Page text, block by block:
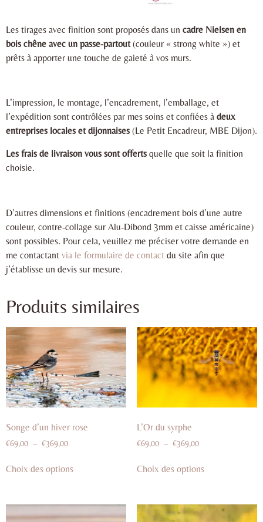
Les tirages avec finition sont proposés dans un cadre Nielsen en
bois chêne avec un passe-partout(couleur « strong white ») et
prêts à apporter une touche de gaieté à vos murs.
L’impression, le montage, l’encadrement, l’emballage, et
l’expédition sont contrôlées par mes soins et confiées à deux
entreprises locales et dijonnaises (Le Petit Encadreur, MBE Dijon).
Les frais de livraison vous sont offerts quelle que soit la finition
choisie.
D’autres dimensions et finitions (encadrement bois d’une autre
couleur, contre-collage sur Alu-Dibond 3mm et caisse américaine)
sont possibles. Pour cela, veuillez me préciser votre demande en
me contactant via le formulaire de contact du site afin que
j’établisse un devis sur mesure.
Produits similaires
Songe d’un hiver rose
€69,00 – €369,00
Choix des options
L’Or du syrphe
€69,00 – €369,00
Choix des options